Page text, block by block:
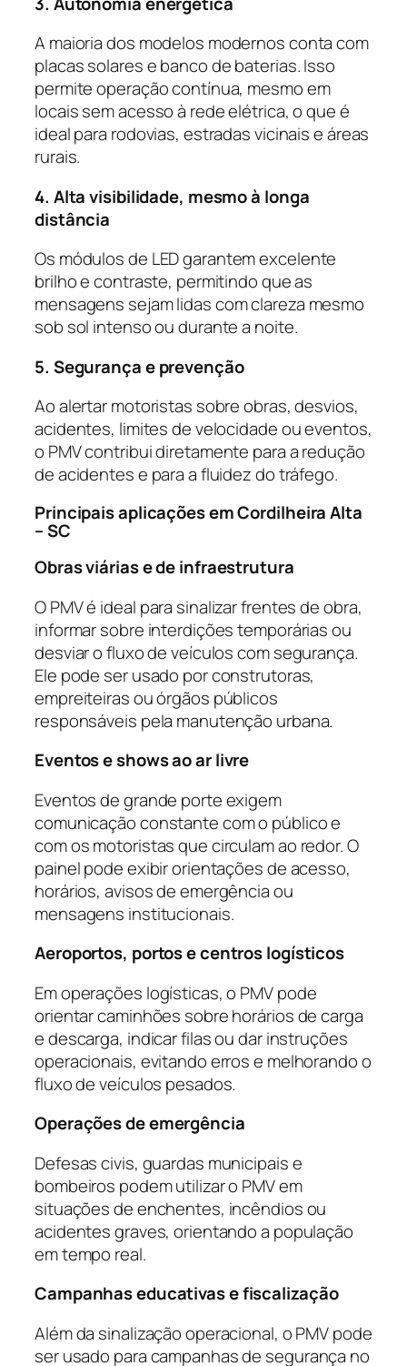
A maioria dos modelos modernos conta com
placas solares e banco de baterias. Isso
permite operação contínua, mesmo em
locais sem acesso à rede elétrica, o que é
ideal para rodovias, estradas vicinais e áreas
rurais.
4. Alta visibilidade, mesmo à longa
distância
Os módulos de LED garantem excelente
brilho e contraste, permitindo que as
mensagens sejam lidas com clareza mesmo
sob sol intenso ou durante a noite.
5. Segurança e prevenção
Ao alertar motoristas sobre obras, desvios,
acidentes, limites de velocidade ou eventos,
o PMV contribui diretamente para a redução
de acidentes e para a fluidez do tráfego.
Principais aplicações em Cordilheira Alta
– SC
Obras viárias e de infraestrutura
O PMV é ideal para sinalizar frentes de obra,
informar sobre interdições temporárias ou
desviar o fluxo de veículos com segurança.
Ele pode ser usado por construtoras,
empreiteiras ou órgãos públicos
responsáveis pela manutenção urbana.
Eventos e shows ao ar livre
Eventos de grande porte exigem
comunicação constante com o público e
com os motoristas que circulam ao redor. O
painel pode exibir orientações de acesso,
horários, avisos de emergência ou
mensagens institucionais.
Aeroportos, portos e centros logísticos
Em operações logísticas, o PMV pode
orientar caminhões sobre horários de carga
e descarga, indicar filas ou dar instruções
operacionais, evitando erros e melhorando o
fluxo de veículos pesados.
Operações de emergência
Defesas civis, guardas municipais e
bombeiros podem utilizar o PMV em
situações de enchentes, incêndios ou
acidentes graves, orientando a população
em tempo real.
Campanhas educativas e fiscalização
Além da sinalização operacional, o PMV pode
ser usado para campanhas de segurança no